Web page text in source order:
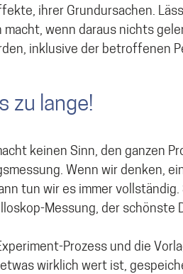
ihrer Grundursachen.
wenn daraus nichts
inklusive der betroffenen
zu lange!
keinen Sinn, den ganzen
Wenn wir denken,
tun wir es immer
Messung, der
Prozess und die
wirklich wert ist,